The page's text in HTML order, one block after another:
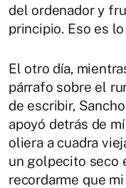
del ordenador y
principio. Eso es lo
El otro día,
párrafo sobre el
de escribir,
apoyó detrás de
oliera a cuadra
un golpecito seco
recordarme que